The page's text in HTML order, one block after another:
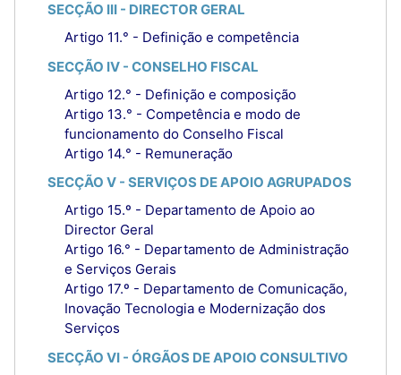
SECÇÃO III - DIRECTOR GERAL
Artigo 11.° - Definição e competência
SECÇÃO IV - CONSELHO FISCAL
Artigo 12.° - Definição e composição
Artigo 13.° - Competência e modo de
funcionamento do Conselho Fiscal
Artigo 14.° - Remuneração
SECÇÃO V - SERVIÇOS DE APOIO AGRUPADOS
Artigo 15.º - Departamento de Apoio ao
Director Geral
Artigo 16.° - Departamento de Administração
e Serviços Gerais
Artigo 17.º - Departamento de Comunicação,
Inovação Tecnologia e Modernização dos
Serviços
SECÇÃO VI - ÓRGÃOS DE APOIO CONSULTIVO